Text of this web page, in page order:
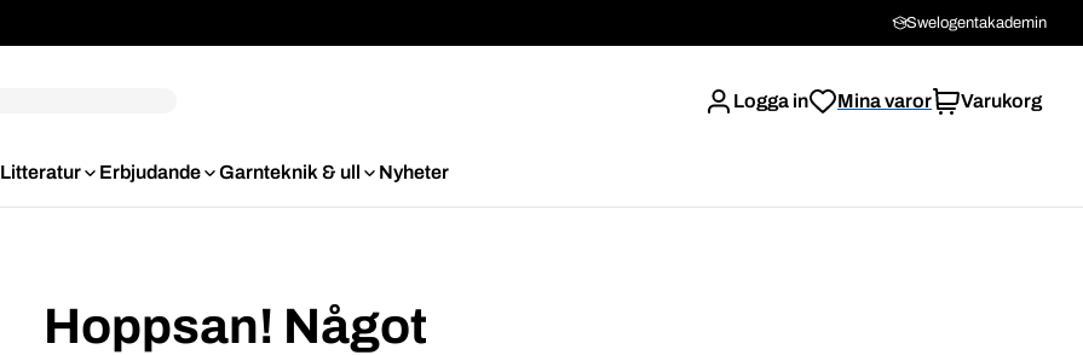
Swelogentakademin
Logga in Mina varor Varukorg
Litteratur Erbjudande Garnteknik & ull Nyheter
Hoppsan! Något